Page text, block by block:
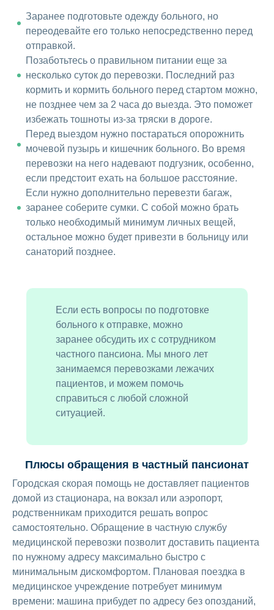
Заранее подготовьте одежду больного, но
переодевайте его только непосредственно перед
отправкой.
Позаботьтесь о правильном питании еще за
несколько суток до перевозки. Последний раз
кормить и кормить больного перед стартом можно,
не позднее чем за 2 часа до выезда. Это поможет
избежать тошноты из-за тряски в дороге.
Перед выездом нужно постараться опорожнить
мочевой пузырь и кишечник больного. Во время
перевозки на него надевают подгузник, особенно,
если предстоит ехать на большое расстояние.
Если нужно дополнительно перевезти багаж,
заранее соберите сумки. С собой можно брать
только необходимый минимум личных вещей,
остальное можно будет привезти в больницу или
санаторий позднее.
Если есть вопросы по подготовке
больного к отправке, можно
заранее обсудить их с сотрудником
частного пансиона. Мы много лет
занимаемся перевозками лежачих
пациентов, и можем помочь
справиться с любой сложной
ситуацией.
Плюсы обращения в частный пансионат
Городская скорая помощь не доставляет пациентов
домой из стационара, на вокзал или аэропорт,
родственникам приходится решать вопрос
самостоятельно. Обращение в частную службу
медицинской перевозки позволит доставить пациента
по нужному адресу максимально быстро с
минимальным дискомфортом. Плановая поездка в
медицинское учреждение потребует минимум
времени: машина прибудет по адресу без опозданий,